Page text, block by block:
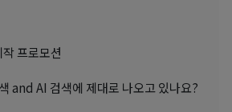
프로모션
and AI 검색에 제대로 나오고 있나요?